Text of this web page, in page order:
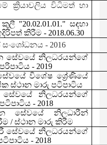
ක්‍රියාවලිය විධිමත් හා
කුලී"20.02.01.01." සඳහා
කිරීම - 2018.06.30
සංශෝධනය - 2016
සේවයේ නිලධරයන්ගේ
- 2019
විශේෂ ශ්‍රේණියේ
ස්ථාන මාරු පටිපාටිය
සේවයේ නිලධරයන්ගේ
- 2018
සේවයේ නිලධාරීන්
/ ස්ථාන මාරු කිරීම
සේවයේ නිලධරයන්ගේ
- 2018